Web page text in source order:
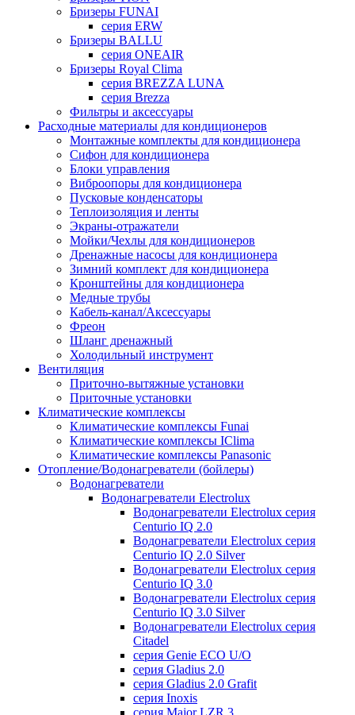
Бризеры FUNAI
серия ERW
Бризеры BALLU
серия ONEAIR
Бризеры Royal Clima
серия BREZZA LUNA
серия Brezza
Фильтры и аксессуары
Расходные материалы для кондиционеров
Монтажные комплекты для кондиционера
Сифон для кондиционера
Блоки управления
Виброопоры для кондиционера
Пусковые конденсаторы
Теплоизоляция и ленты
Экраны-отражатели
Мойки/Чехлы для кондиционеров
Дренажные насосы для кондиционера
Зимний комплект для кондиционера
Кронштейны для кондиционера
Медные трубы
Кабель-канал/Аксессуары
Фреон
Шланг дренажный
Холодильный инструмент
Вентиляция
Приточно-вытяжные установки
Приточные установки
Климатические комплексы
Климатические комплексы Funai
Климатические комплексы IClima
Климатические комплексы Panasonic
Отопление/Водонагреватели (бойлеры)
Водонагреватели
Водонагреватели Electrolux
Водонагреватели Electrolux серия
Centurio IQ 2.0
Водонагреватели Electrolux серия
Centurio IQ 2.0 Silver
Водонагреватели Electrolux серия
Centurio IQ 3.0
Водонагреватели Electrolux серия
Centurio IQ 3.0 Silver
Водонагреватели Electrolux серия
Citadel
серия Genie ECO U/О
серия Gladius 2.0
серия Gladius 2.0 Grafit
серия Inoxis
серия Major LZR 3